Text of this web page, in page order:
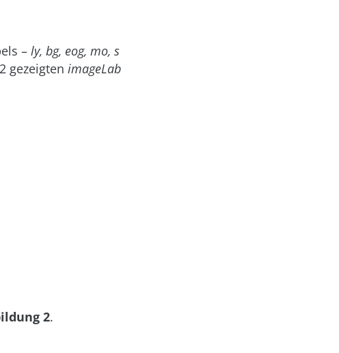
– ly, bg, eog, mo, s
2 gezeigten imageLab
2.